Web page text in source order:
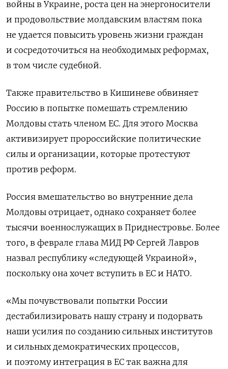
войны в Украине, роста цен на энергоносители
и продовольствие молдавским властям пока
не удается повысить уровень жизни граждан
и сосредоточиться на необходимых реформах,
в том числе судебной.
Также правительство в Кишиневе обвиняет
Россию в попытке помешать стремлению
Молдовы стать членом ЕС. Для этого Москва
активизирует пророссийские политические
силы и организации, которые протестуют
против реформ.
Россия вмешательство во внутренние дела
Молдовы отрицает, однако сохраняет более
тысячи военнослужащих в Приднестровье. Более
того, в феврале глава МИД РФ Сергей Лавров
назвал республику «следующей Украиной»,
поскольку она хочет вступить в ЕС и НАТО.
«Мы почувствовали попытки России
дестабилизировать нашу страну и подорвать
наши усилия по созданию сильных институтов
и сильных демократических процессов,
и поэтому интеграция в ЕС так важна для